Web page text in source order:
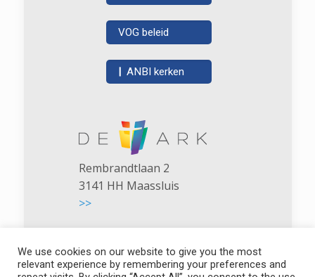
VOG beleid
|ANBI kerken
Rembrandtlaan 2
3141 HH Maassluis
>>
We use cookies on our website to give you the most
relevant experience by remembering your preferences and